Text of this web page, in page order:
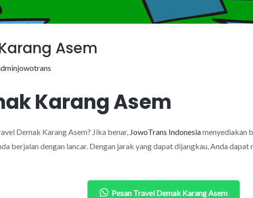
Asem
Karang Asem
Demak Karang Asem? Jika benar, JowoTrans Indonesiamenyediakan
berjalan dengan lancar. Dengan jarak yang dapat dijangkau, Anda
Pesan Travel Demak Karang Asem